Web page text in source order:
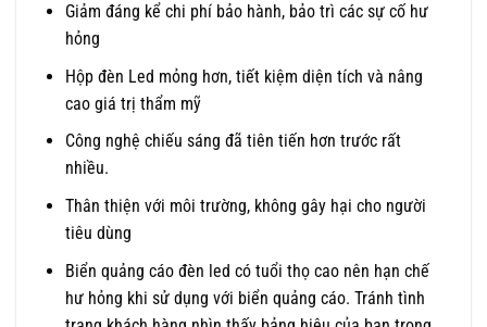
Giảm đáng kể chi phí bảo hành, bảo trì các sự cố hư
hỏng
Hộp đèn Led mỏng hơn, tiết kiệm diện tích và nâng
cao giá trị thẩm mỹ
Công nghệ chiếu sáng đã tiên tiến hơn trước rất
nhiều.
Thân thiện với môi trường, không gây hại cho người
tiêu dùng
Biển quảng cáo đèn led có tuổi thọ cao nên hạn chế
hư hỏng khi sử dụng với biển quảng cáo. Tránh tình